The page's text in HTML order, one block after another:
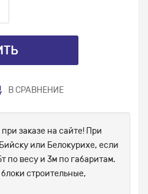
В СРАВНЕНИЕ
заказе на сайте! При
или Белокурихе, если
по весу и 3м по габаритам.
строительные,